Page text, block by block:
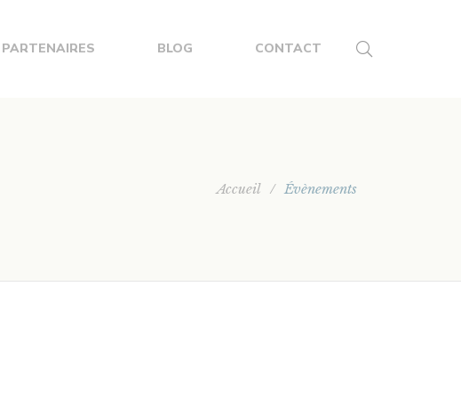
PARTENAIRES BLOG CONTACT
Accueil / Évènements